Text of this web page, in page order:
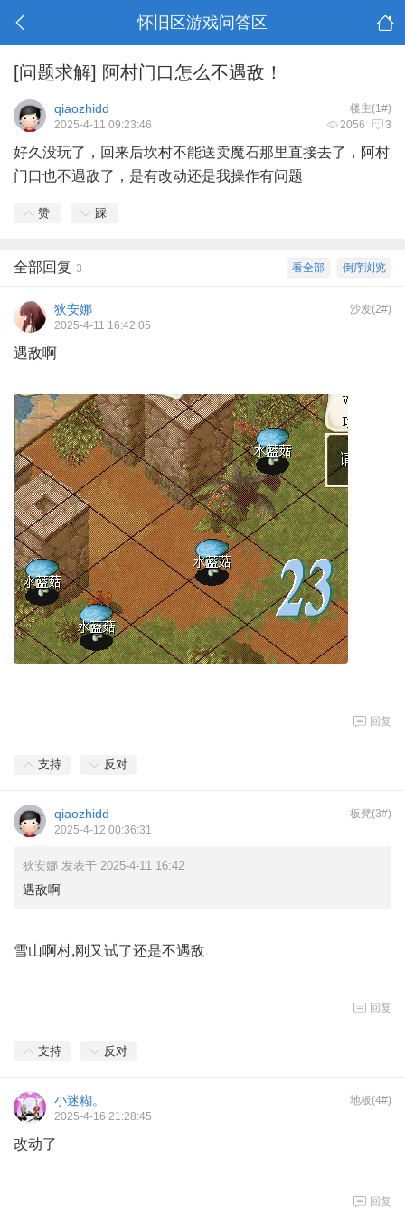
怀旧区游戏问答区
[问题求解] 阿村门口怎么不遇敌！
楼主(1#)
qiaozhidd
2056 3
2025-4-11 09:23:46
好久没玩了，回来后坎村不能送卖魔石那里直接去了，阿村
门口也不遇敌了，是有改动还是我操作有问题
赞 踩
倒序浏览
看全部
全部回复 3
沙发(2#)
狄安娜
2025-4-11 16:42:05
遇敌啊
回复
支持 反对
板凳(3#)
qiaozhidd
2025-4-12 00:36:31
狄安娜 发表于 2025-4-11 16:42
遇敌啊
雪山啊村,刚又试了还是不遇敌
回复
支持 反对
地板(4#)
小迷糊。
2025-4-16 21:28:45
改动了
回复